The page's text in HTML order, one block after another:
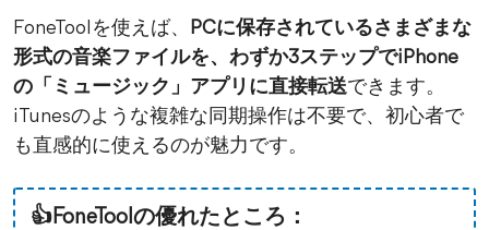
FoneToolを使えば、 PCに保存されているさまざまな
形式の音楽ファイルを、わずか3ステップでiPhone
の「ミュージック」アプリに直接転送できます。
iTunesのような複雑な同期操作は不要で、初心者で
も直感的に使えるのが魅力です。
👍FoneToolの優れたところ：